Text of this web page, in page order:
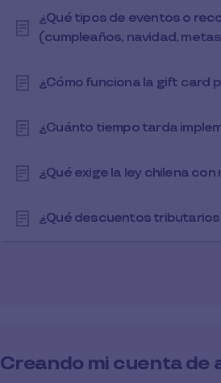
¿Qué tipos de eventos o
(cumpleaños, navidad,
¿Cómo funciona la gift card
¿Cuánto tiempo tarda
¿Qué exige la ley chilena
¿Qué descuentos
Creando mi cuenta de